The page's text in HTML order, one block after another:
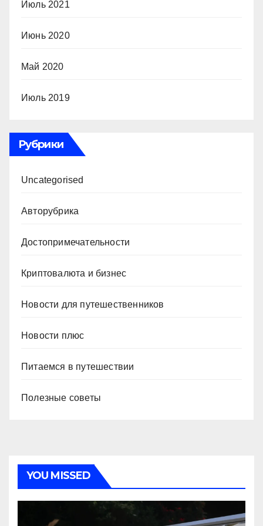
Июль 2021
Июнь 2020
Май 2020
Июль 2019
Рубрики
Uncategorised
Авторубрика
Достопримечательности
Криптовалюта и бизнес
Новости для путешественников
Новости плюс
Питаемся в путешествии
Полезные советы
YOU MISSED